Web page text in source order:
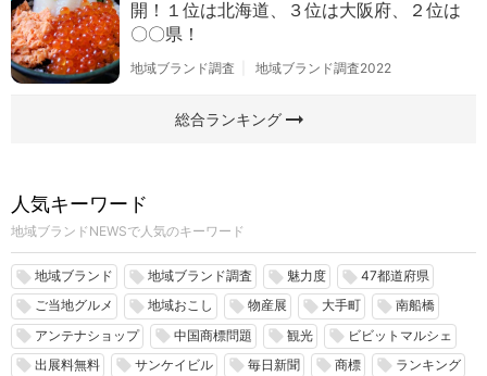
開！１位は北海道、３位は大阪府、２位は
〇〇県！
地域ブランド調査 地域ブランド調査2022
総合ランキングarrow_right_alt
人気キーワード
地域ブランドNEWSで人気のキーワード
local_offer 地域ブランド local_offer 地域ブランド調査 local_offer 魅力度 local_offer 47都道府県
local_offer ご当地グルメ local_offer 地域おこし local_offer 物産展 local_offer 大手町 local_offer 南船橋
local_offer アンテナショップ local_offer 中国商標問題 local_offer 観光 local_offer ビビットマルシェ
local_offer 出展料無料 local_offer サンケイビル local_offer 毎日新聞 local_offer 商標 local_offer ランキング